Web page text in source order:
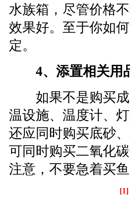
水族箱，尽管价格
效果好。至于你如
定。
4、添置相关用
如果不是购买成
温设施、温度计、
还应同时购买底砂
可同时购买二氧化
注意，不要急着买鱼
[1]